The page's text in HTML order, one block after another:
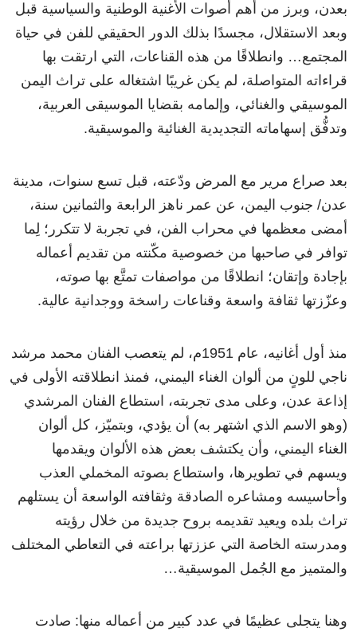
بعدن، وبرز من أهم أصوات الأغنية الوطنية والسياسية قبل
وبعد الاستقلال، مجسدًا بذلك الدور الحقيقي للفن في حياة
المجتمع… وانطلاقًا من هذه القناعات، التي ارتقت بها
قراءاته المتواصلة، لم يكن غريبًا اشتغاله على تراث اليمن
الموسيقي والغنائي، وإلمامه بقضايا الموسيقى العربية،
وتدفُّق إسهاماته التجديدية الغنائية والموسيقية.
بعد صراع مرير مع المرض ودّعته، قبل تسع سنوات، مدينة
عدن/ جنوب اليمن، عن عمر ناهز الرابعة والثمانين سنة،
أمضى معظمها في محراب الفن، في تجربة لا تتكرر؛ لِما
توافر في صاحبها من خصوصية مكّنته من تقديم أعماله
بإجادة وإتقان؛ انطلاقًا من مواصفات تمتَّع بها صوته،
وعزّزتها ثقافة واسعة وقناعات راسخة ووجدانية عالية.
منذ أول أغانيه، عام 1951م، لم يتعصب الفنان محمد مرشد
ناجي للونٍ من ألوان الغناء اليمني، فمنذ انطلاقته الأولى في
إذاعة عدن، وعلى مدى تجربته، استطاع الفنان المرشدي
(وهو الاسم الذي اشتهر به) أن يؤدي، وبتميّز، كل ألوان
الغناء اليمني، وأن يكتشف بعض هذه الألوان ويقدمها
ويسهم في تطويرها، واستطاع بصوته المخملي العذب
وأحاسيسه ومشاعره الصادقة وثقافته الواسعة أن يستلهم
تراث بلده ويعيد تقديمه بروح جديدة من خلال رؤيته
ومدرسته الخاصة التي عززتها براعته في التعاطي المختلف
والمتميز مع الجُمل الموسيقية…
وهنا يتجلى عظيمًا في عدد كبير من أعماله منها: صادت